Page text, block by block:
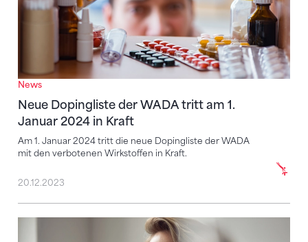
News
Neue Dopingliste der WADA tritt am 1.
Januar 2024 in Kraft
Am 1. Januar 2024 tritt die neue Dopingliste der WADA
mit den verbotenen Wirkstoffen in Kraft.
20.12.2023
Im Sport wird Gewalt oft nicht als solche erkannt